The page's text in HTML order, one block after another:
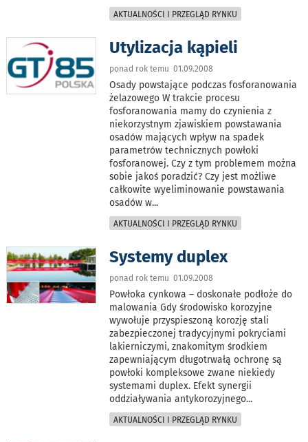
AKTUALNOŚCI I PRZEGLĄD RYNKU
Utylizacja kąpieli
ponad rok temu 01.09.2008
Osady powstające podczas fosforanowania
żelazowego W trakcie procesu
fosforanowania mamy do czynienia z
niekorzystnym zjawiskiem powstawania
osadów mających wpływ na spadek
parametrów technicznych powłoki
fosforanowej. Czy z tym problemem można
sobie jakoś poradzić? Czy jest możliwe
całkowite wyeliminowanie powstawania
osadów w...
AKTUALNOŚCI I PRZEGLĄD RYNKU
Systemy duplex
ponad rok temu 01.09.2008
Powłoka cynkowa – doskonałe podłoże do
malowania Gdy środowisko korozyjne
wywołuje przyspieszoną korozję stali
zabezpieczonej tradycyjnymi pokryciami
lakierniczymi, znakomitym środkiem
zapewniającym długotrwałą ochronę są
powłoki kompleksowe zwane niekiedy
systemami duplex. Efekt synergii
oddziaływania antykorozyjnego...
AKTUALNOŚCI I PRZEGLĄD RYNKU